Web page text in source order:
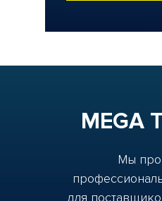
Мы
для
MEGA